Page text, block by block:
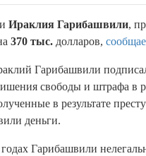
Ираклия Гарибашвили,
370 тыс. долларов,
Гарибашвили
свободы и штрафа в
в результате
деньги.
Гарибашвили